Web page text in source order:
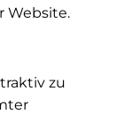
Website.
zu